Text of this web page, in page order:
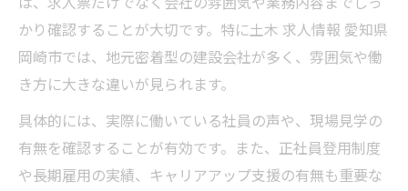
かり確認することが大切です。特に土木 求人情報 愛知県
岡崎市では、地元密着型の建設会社が多く、雰囲気や働
き方に大きな違いが見られます。
具体的には、実際に働いている社員の声や、現場見学の
有無を確認することが有効です。また、正社員登用制度
や長期雇用の実績、キャリアアップ支援の有無も重要な